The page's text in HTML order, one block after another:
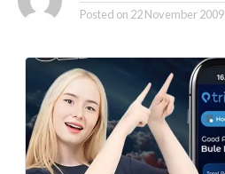
Posted on 22 November 2009